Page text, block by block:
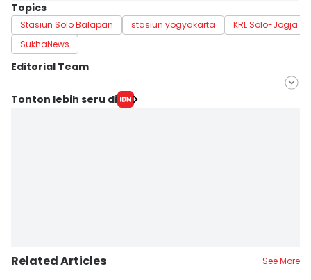
Topics
Stasiun Solo Balapan stasiun yogyakarta
KRL Solo-Jogja
SukhaNews
Editorial Team
Editor
Tonton lebih seru di
Related Articles See More